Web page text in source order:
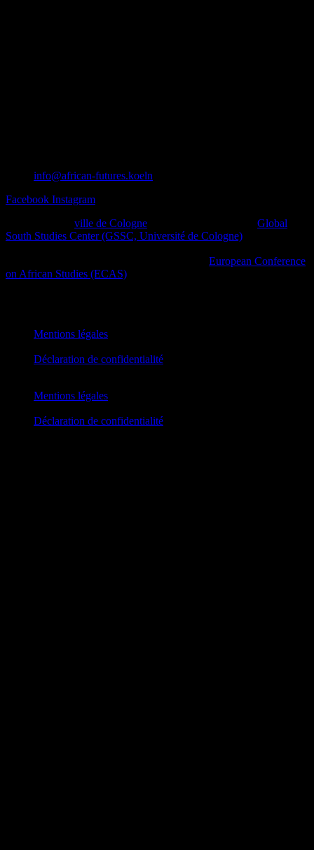
info@african-futures.koeln
Facebook Instagram
ville de Cologne
Global
South Studies Center (GSSC, Université de Cologne)
European Conference
on African Studies (ECAS)
Mentions légales
Déclaration de confidentialité
Mentions légales
Déclaration de confidentialité